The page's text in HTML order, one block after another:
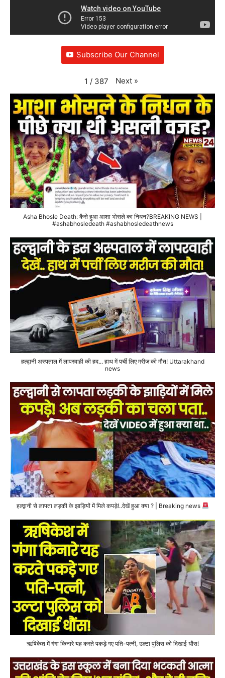
Subscribe Our Channel
1 / 387 Next »
Asha Bhosle Death: कैसे हुआ आशा भोसले का निधन?BREAKING NEWS |
#ashabhosledeath #ashabhosledeathnews
हल्द्वानी अस्पताल में लापरवाही की हद... हाथ में पर्ची लिए मरीज की मौत! Uttarakhand
news
हल्द्वानी से लापता लड़की के झाड़ियों में मिले कपड़े!..देखें हुआ क्या ? | Breaking news
ऋषिकेश में गंगा किनारे यह करते पकड़े गए पति-पत्नी, उल्टा पुलिस को दिखाई धौंस!